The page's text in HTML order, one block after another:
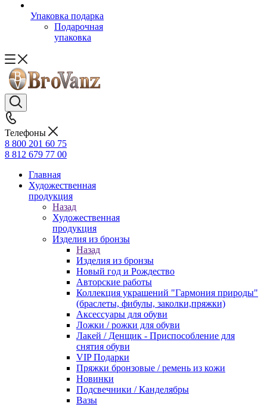
Упаковка подарка
Подарочная
упаковка
Телефоны
8 800 201 60 75
8 812 679 77 00
Главная
Художественная
продукция
Назад
Художественная
продукция
Изделия из бронзы
Назад
Изделия из бронзы
Новый год и Рождество
Авторские работы
Коллекция украшений "Гармония природы"
(браслеты, фибулы, заколки,пряжки)
Аксессуары для обуви
Ложки / рожки для обуви
Лакей / Денщик - Приспособление для
снятия обуви
VIP Подарки
Пряжки бронзовые / ремень из кожи
Новинки
Подсвечники / Канделябры
Вазы